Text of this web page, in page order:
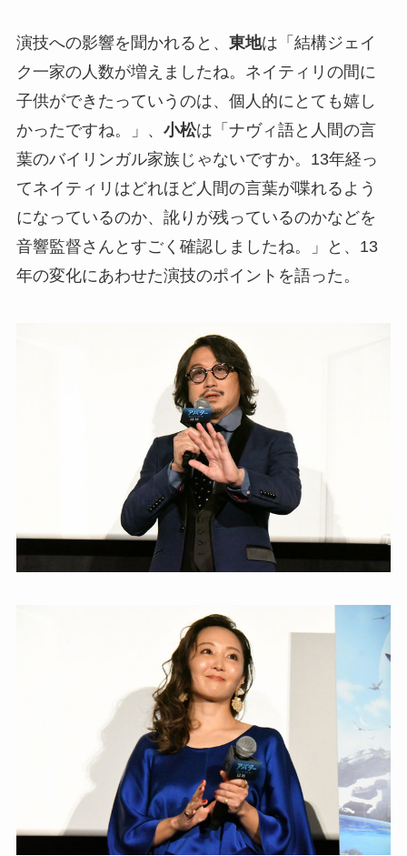
演技への影響を聞かれると、 東地は「結構ジェイ
ク一家の人数が増えましたね。ネイティリの間に
子供ができたっていうのは、個人的にとても嬉し
かったですね。」、 小松は「ナヴィ語と人間の言
葉のバイリンガル家族じゃないですか。13年経っ
てネイティリはどれほど人間の言葉が喋れるよう
になっているのか、訛りが残っているのかなどを
音響監督さんとすごく確認しましたね。」と、13
年の変化にあわせた演技のポイントを語った。